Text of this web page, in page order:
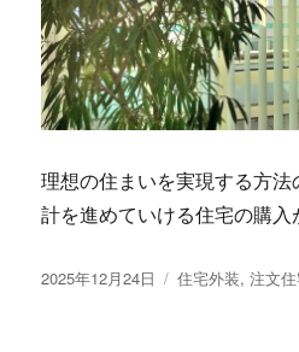
理想の住まいを実現する方
計を進めていける住宅の購
投
2025年12月24日
カ
住宅外装,注文